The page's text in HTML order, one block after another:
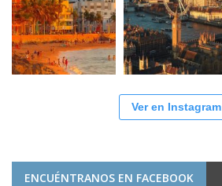
Ver en Instagram
ENCUÉNTRANOS EN FACEBOOK